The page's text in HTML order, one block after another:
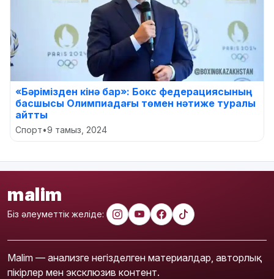
«Бәрімізден кінә бар»: Бокс федерациясының
басшысы Олимпиадағы төмен нәтиже туралы
айтты
Спорт•9 тамыз, 2024
malim
Біз әлеуметтік желіде:
Malim — анализге негізделген материалдар, авторлық
пікірлер мен эксклюзив контент.